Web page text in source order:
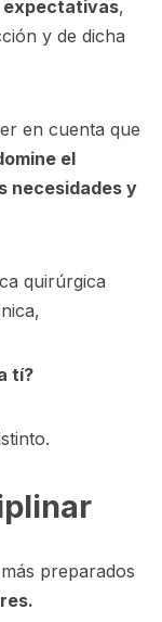
expectativas,
y de dicha
en cuenta que
el
necesidades y
quirúrgica
tí?
preparados